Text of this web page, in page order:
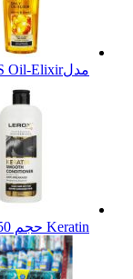
مدلGLISS Oil-Elixir حجم 75 میلی لیتر
Keratin حجم 550 میلی لیتر